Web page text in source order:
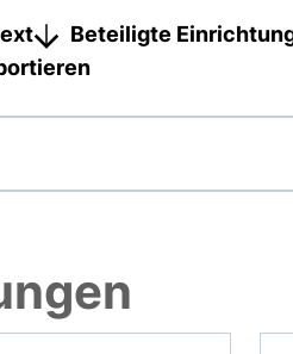
Beteiligte